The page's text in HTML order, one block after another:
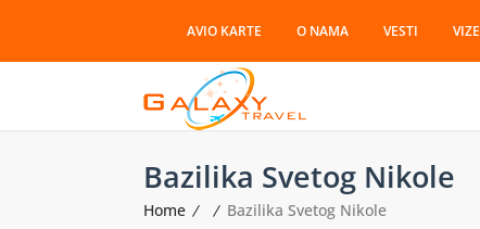
AVIO KARTE O NAMA VESTI VIZE
Bazilika Svetog Nikole
Home Bazilika Svetog Nikole